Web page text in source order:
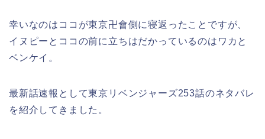
幸いなのはココが東京卍會側に寝返ったことですが、
イヌピーとココの前に立ちはだかっているのはワカと
ベンケイ。
最新話速報として東京リベンジャーズ253話のネタバレ
を紹介してきました。